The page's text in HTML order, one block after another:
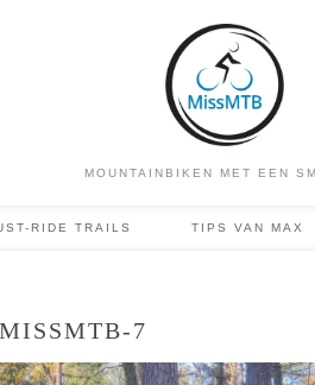
MOUNTAINBIKEN MET EEN
RIDE TRAILS TIPS VAN MAX
7